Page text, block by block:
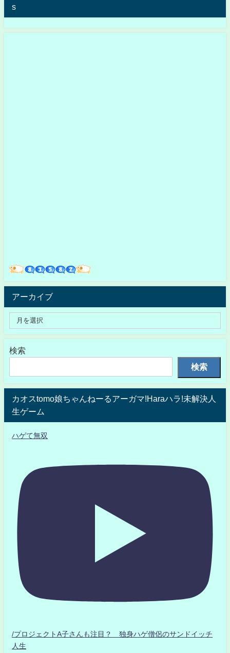
s
アーカイブ
検索
検索
カオスtomo娘ちゃんねーるアーガマ!Haraハラ!未解決人
生ゲーム
ハゲて無双
/プロジェクトA子さんも注目？ 独身ハゲ僧侶のサンドイッチ
人生